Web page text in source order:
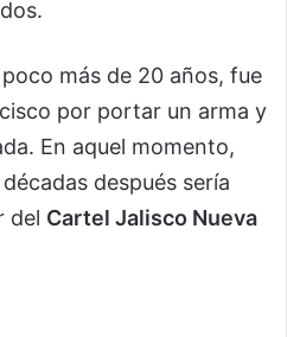
más de 20 años, fue
por portar un arma y
En aquel momento,
después sería
del Cartel Jalisco Nueva